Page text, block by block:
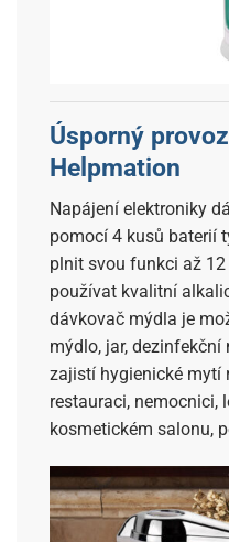
Úsporný
Helpmation
Napájení elektroniky
pomocí 4 kusů baterií
plnit svou funkci až
používat kvalitní
dávkovač mýdla je
mýdlo, jar,
zajistí hygienické mytí
restauraci, nemocnici,
kosmetickém salonu,